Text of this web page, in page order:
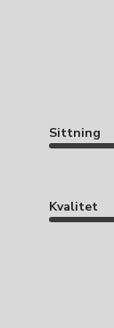
Sittning
Kvalitet